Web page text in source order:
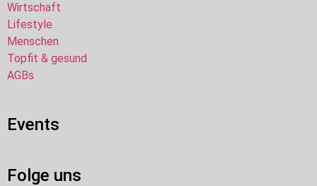
Wirtschaft
Lifestyle
Menschen
Topfit & gesund
AGBs
Events
Folge uns